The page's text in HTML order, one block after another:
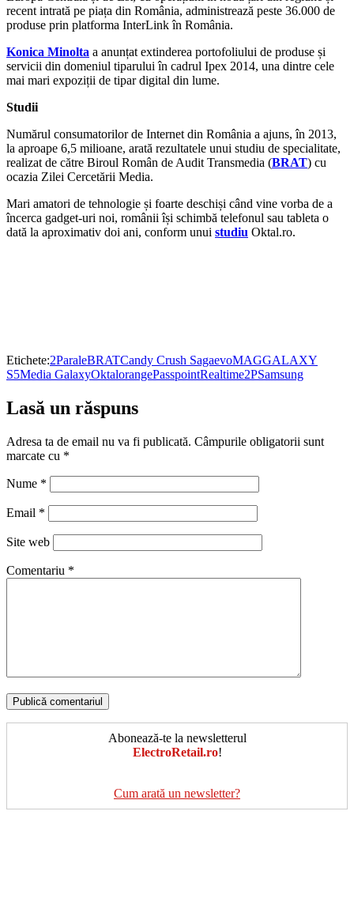
recent intrată pe piața din România, administrează peste 36.000 de
produse prin platforma InterLink în România.
Konica Minolta a anunțat extinderea portofoliului de produse și
servicii din domeniul tiparului în cadrul Ipex 2014, una dintre cele
mai mari expoziții de tipar digital din lume.
Studii
Numărul consumatorilor de Internet din România a ajuns, în 2013,
la aproape 6,5 milioane, arată rezultatele unui studiu de specialitate,
realizat de către Biroul Român de Audit Transmedia (BRAT) cu
ocazia Zilei Cercetării Media.
Mari amatori de tehnologie și foarte deschiși când vine vorba de a
încerca gadget-uri noi, românii își schimbă telefonul sau tableta o
dată la aproximativ doi ani, conform unui studiu Oktal.ro.
Etichete:2ParaleBRATCandy Crush SagaevoMAGGALAXY
S5Media GalaxyOktalorangePasspointRealtime2PSamsung
Lasă un răspuns
Adresa ta de email nu va fi publicată. Câmpurile obligatorii sunt
marcate cu *
Nume *
Email *
Site web
Comentariu *
Abonează-te la newsletterul
ElectroRetail.ro!
Cum arată un newsletter?